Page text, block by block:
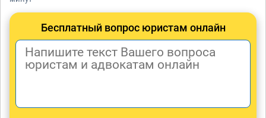
Бесплатный вопрос юристам онлайн